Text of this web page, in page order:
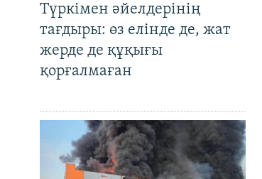
Түркімен әйелдерінің
тағдыры: өз елінде де, жат
жерде де құқығы
қорғалмаған